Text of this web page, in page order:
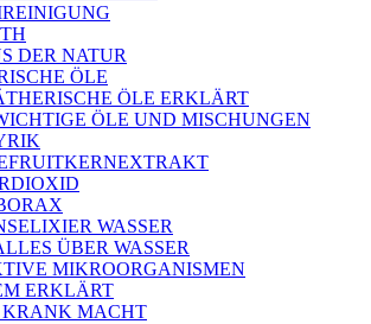
DER NATUR
ÖLE
ÖLE ERKLÄRT
ÖLE UND MISCHUNGEN
WASSER
ÜBER WASSER
MIKROORGANISMEN
ERKLÄRT
MACHT